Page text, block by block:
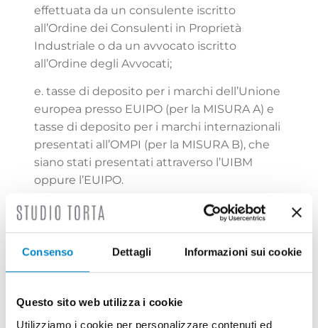
Consenso Dettagli Informazioni sui cookie
Questo sito web utilizza i cookie
Utilizziamo i cookie per personalizzare contenuti ed
effettuata da un consulente iscritto
all’Ordine dei Consulenti in Proprietà
Industriale o da un avvocato iscritto
all’Ordine degli Avvocati;
e. tasse di deposito per i marchi dell’Unione
europea presso EUIPO (per la MISURA A) e
tasse di deposito per i marchi internazionali
presentati all’OMPI (per la MISURA B), che
siano stati presentati attraverso l’UIBM
oppure l’EUIPO.
Il bando prevede degli importi massimi per
Ciascuna impresa può presentare più
richieste di agevolazione, sia per la MISURA
marchio di € 6.000,00) sia per la MISURA B
(importo massimo complessivo per marchio